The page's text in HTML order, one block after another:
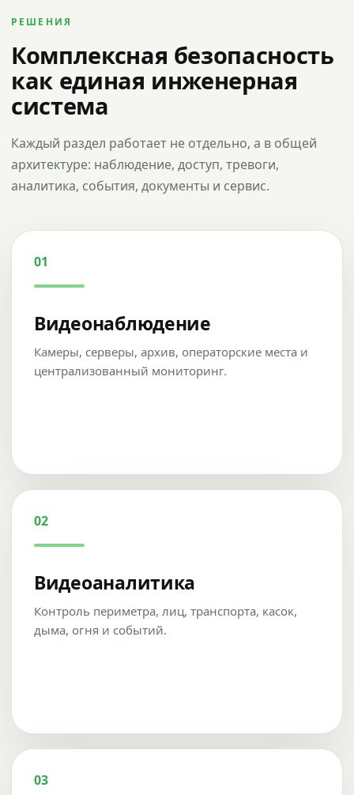
РЕШЕНИЯ
Комплексная безопасность
как единая инженерная
система
Каждый раздел работает не отдельно, а в общей
архитектуре: наблюдение, доступ, тревоги,
аналитика, события, документы и сервис.
01
Видеонаблюдение
Камеры, серверы, архив, операторские места и
централизованный мониторинг.
02
Видеоаналитика
Контроль периметра, лиц, транспорта, касок,
дыма, огня и событий.
03